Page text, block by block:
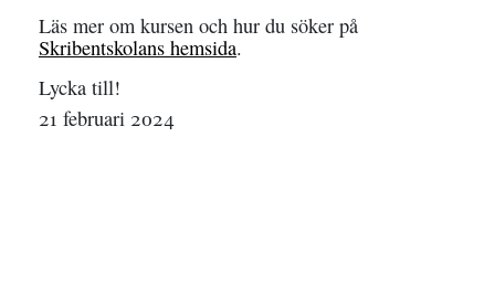
Läs mer om kursen och hur du söker på
Skribentskolans hemsida.
Lycka till!
21 februari 2024